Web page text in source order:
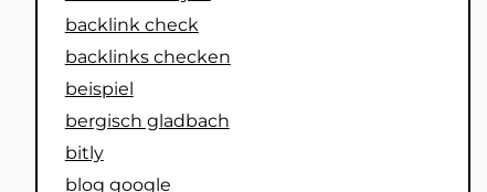
backlink check
backlinks checken
beispiel
bergisch gladbach
bitly
blog google